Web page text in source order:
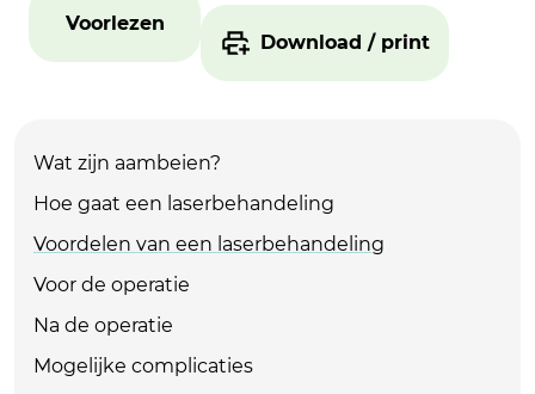
Voorlezen
Download / print
Wat zijn aambeien?
Hoe gaat een laserbehandeling
Voordelen van een laserbehandeling
Voor de operatie
Na de operatie
Mogelijke complicaties